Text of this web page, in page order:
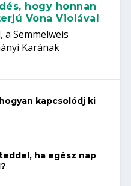
hogy honnan
Vona Violával
Semmelweis
Karának
kapcsolódj ki
ha egész nap